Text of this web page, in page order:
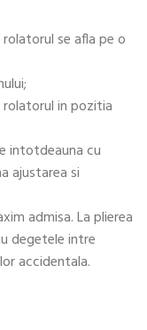
se afla pe o
in pozitia
intotdeauna cu
ajustarea si
admisa. La plierea
degetele intre
accidentala.